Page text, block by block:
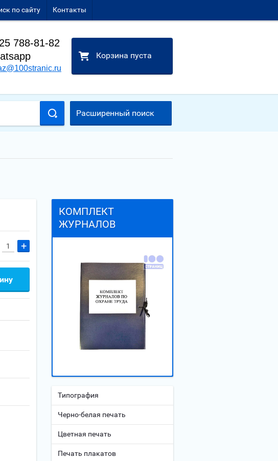
по сайту Контакты
788-81-82
Корзина пуста
Расширенный поиск
+
КОМПЛЕКТ
ЖУРНАЛОВ
Типография
Черно-белая печать
Цветная печать
Печать плакатов